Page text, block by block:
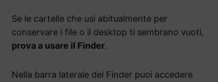
Se le cartelle che usi abitualmente per
conservare i file o il desktop ti sembrano vuoti,
prova a usare il Finder.
Nella barra laterale del Finder puoi accedere